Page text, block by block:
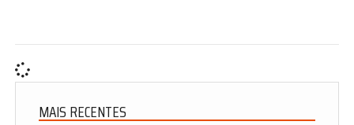
MAIS RECENTES